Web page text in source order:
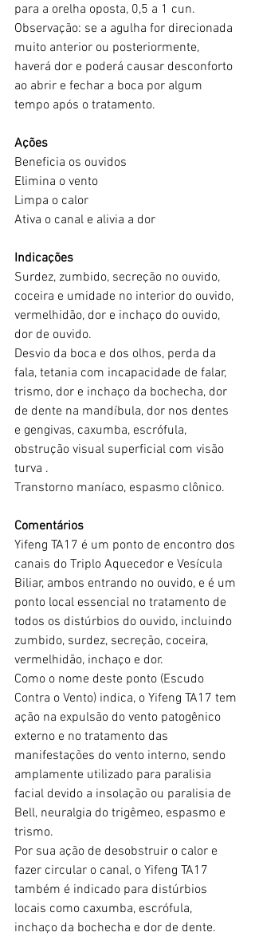
para a orelha oposta, 0,5 a 1 cun.
Observação: se a agulha for direcionada
muito anterior ou posteriormente,
haverá dor e poderá causar desconforto
ao abrir e fechar a boca por algum
tempo após o tratamento.
Ações
Beneficia os ouvidos
Elimina o vento
Limpa o calor
Ativa o canal e alivia a dor
Indicações
Surdez, zumbido, secreção no ouvido,
coceira e umidade no interior do ouvido,
vermelhidão, dor e inchaço do ouvido,
dor de ouvido.
Desvio da boca e dos olhos, perda da
fala, tetania com incapacidade de falar,
trismo, dor e inchaço da bochecha, dor
de dente na mandíbula, dor nos dentes
e gengivas, caxumba, escrófula,
obstrução visual superficial com visão
turva .
Transtorno maníaco, espasmo clônico.
Comentários
Yifeng TA17 é um ponto de encontro dos
canais do Triplo Aquecedor e Vesícula
Biliar, ambos entrando no ouvido, e é um
ponto local essencial no tratamento de
todos os distúrbios do ouvido, incluindo
zumbido, surdez, secreção, coceira,
vermelhidão, inchaço e dor.
Como o nome deste ponto (Escudo
Contra o Vento) indica, o Yifeng TA17 tem
ação na expulsão do vento patogênico
externo e no tratamento das
manifestações do vento interno, sendo
amplamente utilizado para paralisia
facial devido a insolação ou paralisia de
Bell, neuralgia do trigêmeo, espasmo e
trismo.
Por sua ação de desobstruir o calor e
fazer circular o canal, o Yifeng TA17
também é indicado para distúrbios
locais como caxumba, escrófula,
inchaço da bochecha e dor de dente.